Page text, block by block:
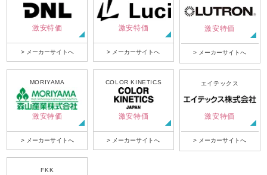
激安特価
> メーカーサイトへ
激安特価
> メーカーサイトへ
激安特価
> メーカーサイトへ
MORIYAMA
激安特価
> メーカーサイトへ
COLOR KINETICS
激安特価
> メーカーサイトへ
エイテックス
激安特価
> メーカーサイトへ
FKK